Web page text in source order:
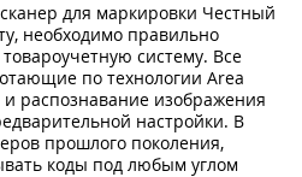
для маркировки Честный
необходимо правильно
систему. Все
по технологии Area
распознавание изображения
настройки. В
прошлого поколения,
коды под любым углом